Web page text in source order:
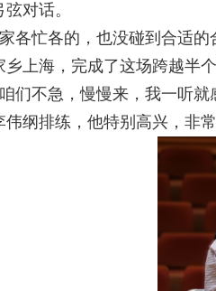
对话。
各忙各的，也没碰到合适
上海，完成了这场跨越半
们不急，慢慢来，我一听
伟纲排练，他特别高兴，非